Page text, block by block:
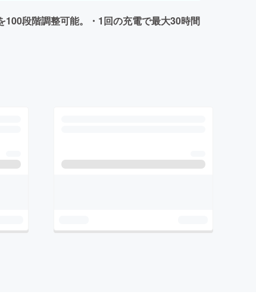
100段階調整可能。・1回の充電で最大30時間